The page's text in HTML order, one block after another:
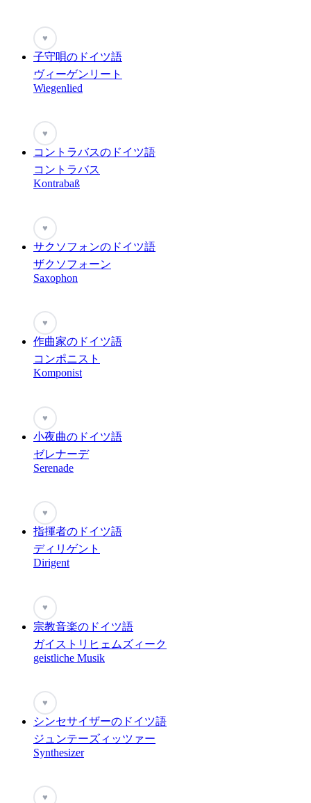
♥
子守唄のドイツ語
ヴィーゲンリート
Wiegenlied
♥
コントラバスのドイツ語
コントラバス
Kontrabaß
♥
サクソフォンのドイツ語
ザクソフォーン
Saxophon
♥
作曲家のドイツ語
コンポニスト
Komponist
♥
小夜曲のドイツ語
ゼレナーデ
Serenade
♥
指揮者のドイツ語
ディリゲント
Dirigent
♥
宗教音楽のドイツ語
ガイストリヒェムズィーク
geistliche Musik
♥
シンセサイザーのドイツ語
ジュンテーズィッツァー
Synthesizer
♥